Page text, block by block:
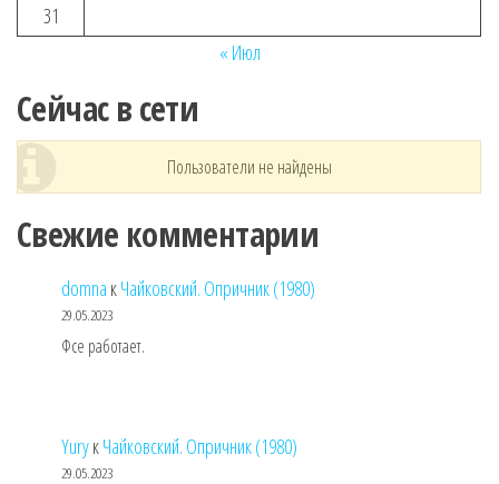
31
« Июл
Сейчас в сети
Пользователи не найдены
Свежие комментарии
domna кЧайковский. Опричник (1980)
29.05.2023
Фсе работает.
YuryкЧайковский. Опричник (1980)
29.05.2023